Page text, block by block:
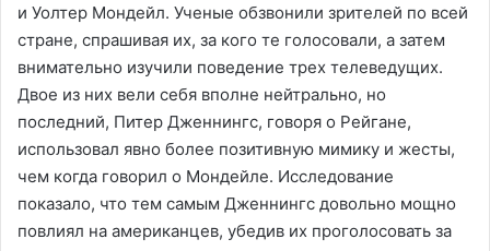
и Уолтер Мондейл. Ученые обзвонили зрителей по всей
стране, спрашивая их, за кого те голосовали, а затем
внимательно изучили поведение трех телеведущих.
Двое из них вели себя вполне нейтрально, но
последний, Питер Дженнингс, говоря о Рейгане,
использовал явно более позитивную мимику и жесты,
чем когда говорил о Мондейле. Исследование
показало, что тем самым Дженнингс довольно мощно
повлиял на американцев, убедив их проголосовать за